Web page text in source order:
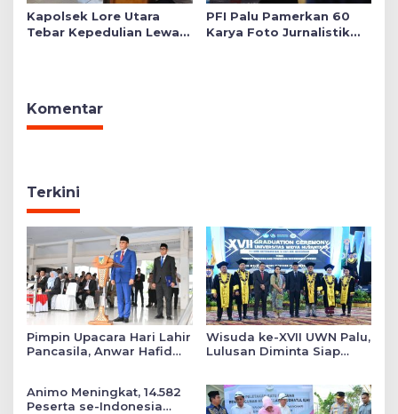
Kapolsek Lore Utara
Tebar Kepedulian Lewat
PFI Palu Pamerkan 60
Karya Foto Jurnalistik
Komentar
Terkini
Pimpin Upacara Hari Lahir
Pancasila, Anwar Hafid
Wisuda ke-XVII UWN Palu,
Lulusan Diminta Siap
Animo Meningkat, 14.582
Peserta se-Indonesia